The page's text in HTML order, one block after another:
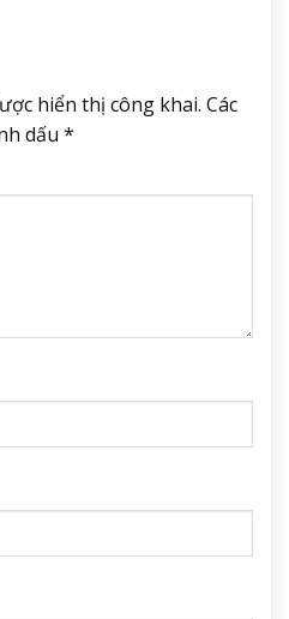
hiển thị công khai. Các
dấu *